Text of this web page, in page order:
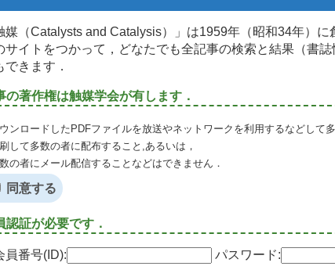
媒（Catalysts and Catalysis）」は1959年（昭和34年）に
サイトをつかって，どなたでも全記事の検索と結果（書
できます．
の著作権は触媒学会が有します．
ンロードしたPDFファイルを放送やネットワークを利用するなどして
して多数の者に配布すること,あるいは，
の者にメール配信することなどはできません．
同意する
認証が必要です．
員番号(ID): パスワード: